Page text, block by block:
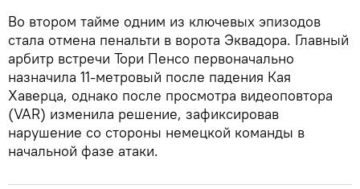
Во втором тайме одним из ключевых эпизодов
стала отмена пенальти в ворота Эквадора. Главный
арбитр встречи Тори Пенсо первоначально
назначила 11-метровый после падения Кая
Хаверца, однако после просмотра видеоповтора
(VAR) изменила решение, зафиксировав
нарушение со стороны немецкой команды в
начальной фазе атаки.